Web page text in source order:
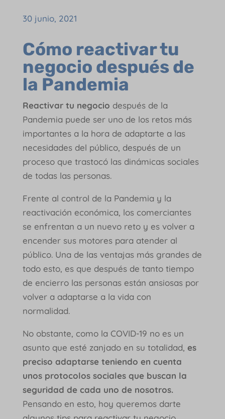
30 junio, 2021
Cómo reactivar tu
negocio después de
la Pandemia
Reactivar tu negocio después de la
Pandemia puede ser uno de los retos más
importantes a la hora de adaptarte a las
necesidades del público, después de un
proceso que trastocó las dinámicas sociales
de todas las personas.
Frente al control de la Pandemia y la
reactivación económica, los comerciantes
se enfrentan a un nuevo reto y es volver a
encender sus motores para atender al
público. Una de las ventajas más grandes de
todo esto, es que después de tanto tiempo
de encierro las personas están ansiosas por
volver a adaptarse a la vida con
normalidad.
No obstante, como la COVID-19 no es un
asunto que esté zanjado en su totalidad, es
preciso adaptarse teniendo en cuenta
unos protocolos sociales que buscan la
seguridad de cada uno de nosotros.
Pensando en esto, hoy queremos darte